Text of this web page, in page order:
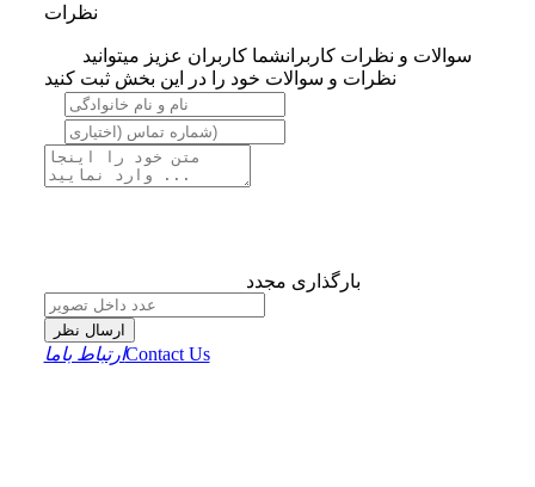
نظرات
سوالات و نظرات کاربرانشما کاربران عزیز میتوانید
نظرات و سوالات خود را در این بخش ثبت کنید
بارگذاری مجدد
ارسال نظر
ارتباط باماContact Us